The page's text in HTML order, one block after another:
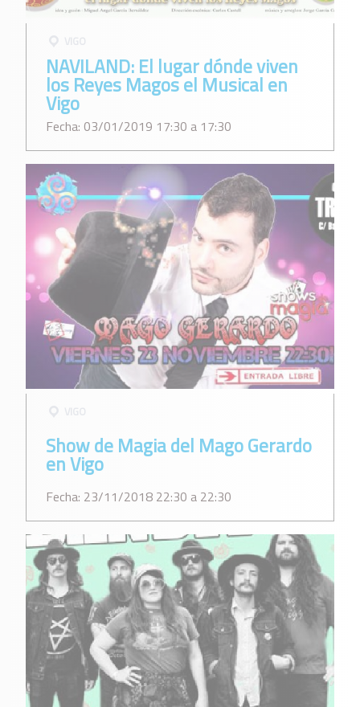
NAVILAND: El lugar dónde viven
los Reyes Magos el Musical en
Vigo
Fecha: 03/01/2019 17:30 a 17:30
Show de Magia del Mago Gerardo
en Vigo
Fecha: 23/11/2018 22:30 a 22:30